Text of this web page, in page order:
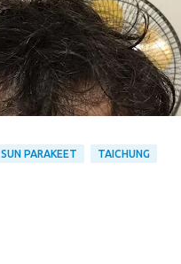
SUN PARAKEET TAICHUNG